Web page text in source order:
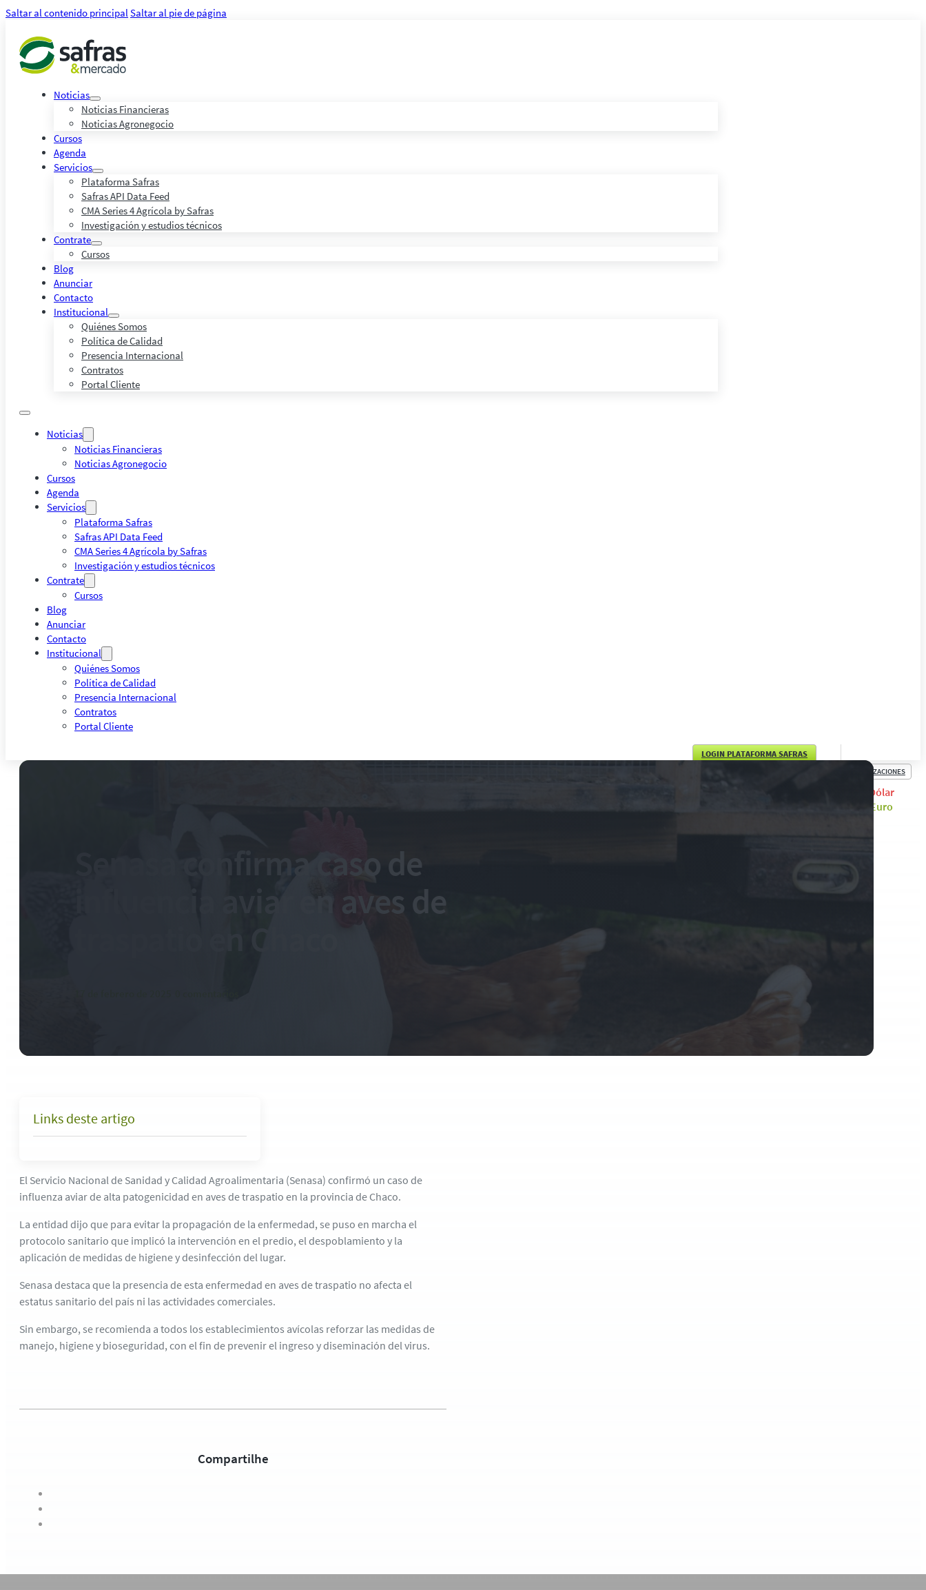
Saltar al contenido principalSaltar al pie de página
Noticias
Noticias Financieras
Noticias Agronegocio
Cursos
Agenda
Servicios
Plataforma Safras
Safras API Data Feed
CMA Series 4 Agrícola by Safras
Investigación y estudios técnicos
Contrate
Cursos
Blog
Anunciar
Contacto
Institucional
Quiénes Somos
Política de Calidad
Presencia Internacional
Contratos
Portal Cliente
Noticias
Noticias Financieras
Noticias Agronegocio
Cursos
Agenda
Servicios
Plataforma Safras
Safras API Data Feed
CMA Series 4 Agrícola by Safras
Investigación y estudios técnicos
Contrate
Cursos
Blog
Anunciar
Contacto
Institucional
Quiénes Somos
Política de Calidad
Presencia Internacional
Contratos
Portal Cliente
LOGIN PLATAFORMA SAFRAS
COTIZACIONES
Dólar
Euro
Senasa confirma caso de
influencia aviar en aves de
Links deste artigo
El Servicio Nacional de Sanidad y Calidad Agroalimentaria (Senasa) confirmó un caso de
influenza aviar de alta patogenicidad en aves de traspatio en la provincia de Chaco.
La entidad dijo que para evitar la propagación de la enfermedad, se puso en marcha el
protocolo sanitario que implicó la intervención en el predio, el despoblamiento y la
aplicación de medidas de higiene y desinfección del lugar.
Senasa destaca que la presencia de esta enfermedad en aves de traspatio no afecta el
estatus sanitario del país ni las actividades comerciales.
Sin embargo, se recomienda a todos los establecimientos avícolas reforzar las medidas de
manejo, higiene y bioseguridad, con el fin de prevenir el ingreso y diseminación del virus.
Compartilhe